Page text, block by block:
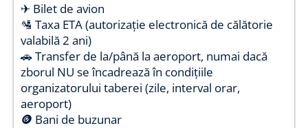
✈ Bilet de avion
🛂 Taxa ETA (autorizație electronică de călătorie
valabilă 2 ani)
🚗 Transfer de la/până la aeroport, numai dacă
zborul NU se încadrează în condițiile
organizatorului taberei (zile, interval orar,
aeroport)
🪙 Bani de buzunar